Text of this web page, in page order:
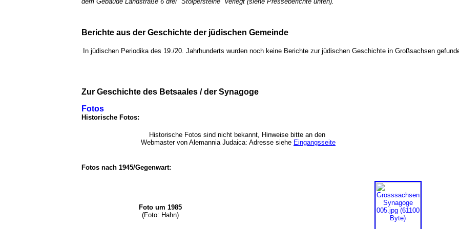
Berichte aus der Geschichte der jüdischen Gemeinde
In jüdischen Periodika des 19./20. Jahrhunderts wurden noch keine Berichte zur jüdischen Geschichte in Großsachsen
Zur Geschichte des Betsaales / der Synagoge
Fotos
Historische Fotos:
Historische Fotos sind nicht bekannt, Hinweise bitte an den
Webmaster von Alemannia Judaica: Adresse siehe Eingangsseite
Fotos nach 1945/Gegenwart:
Foto um 1985
(Foto: Hahn)